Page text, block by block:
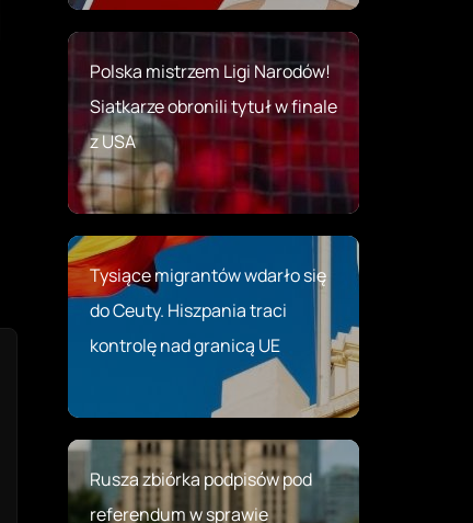
Polska mistrzem Ligi Narodów!
Siatkarze obronili tytuł w finale
z USA
Tysiące migrantów wdarło się
do Ceuty. Hiszpania traci
kontrolę nad granicą UE
Rusza zbiórka podpisów pod
referendum w sprawie